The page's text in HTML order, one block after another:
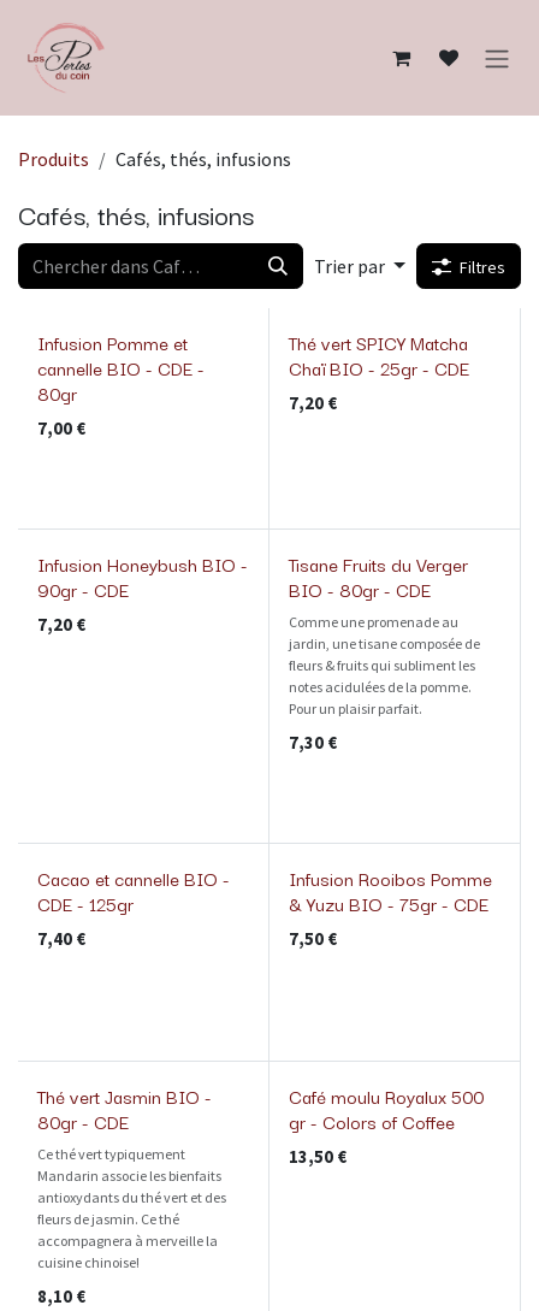
Produits Cafés, thés, infusions
Cafés, thés, infusions
Trier par Filtres
Infusion Pomme et
cannelle BIO - CDE -
80gr
7,00 €
Thé vert SPICY Matcha
Chaï BIO - 25gr - CDE
7,20€
Infusion Honeybush BIO -
90gr - CDE
7,20 €
Tisane Fruits du Verger
BIO - 80gr - CDE
Comme une promenade au
jardin, une tisane composée de
fleurs & fruits qui subliment les
notes acidulées de la pomme.
Pour un plaisir parfait.
7,30€
Cacao et cannelle BIO -
CDE - 125gr
7,40 €
Infusion Rooibos Pomme
& Yuzu BIO - 75gr - CDE
7,50€
Thé vert Jasmin BIO -
80gr - CDE
Ce thé vert typiquement
Mandarin associe les bienfaits
antioxydants du thé vert et des
fleurs de jasmin. Ce thé
accompagnera à merveille la
cuisine chinoise!
8,10 €
Café moulu Royalux 500
gr - Colors of Coffee
13,50€